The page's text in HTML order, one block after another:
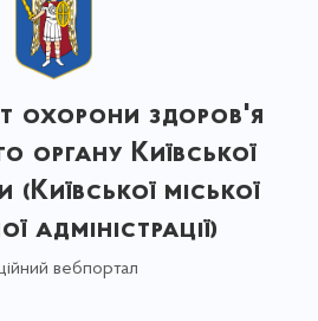
охорони здоров'я
органу Київської
(Київської міської
адміністрації)
вебпортал